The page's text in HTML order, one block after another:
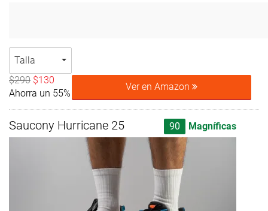
Talla
$290 $130
Ahorra un 55%
Ver en Amazon
Saucony Hurricane 25 90 Magníficas